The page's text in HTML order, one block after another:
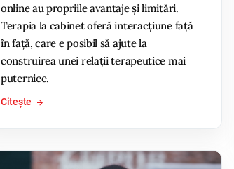
online au propriile avantaje și limitări.
Terapia la cabinet oferă interacțiune față
în față, care e posibil să ajute la
construirea unei relații terapeutice mai
puternice.
Citește